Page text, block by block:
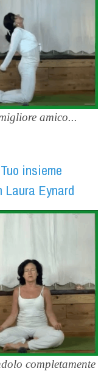
amico...
insieme
Laura Eynard
completamente